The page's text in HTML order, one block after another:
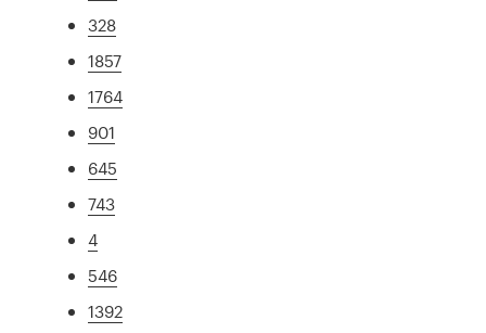
328
1857
1764
901
645
743
4
546
1392